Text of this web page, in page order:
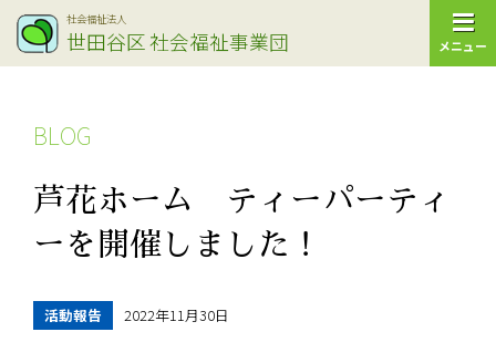
社会福祉法人
世田谷区社会福祉事業団
BLOG
芦花ホーム ティーパーティ
ーを開催しました！
活動報告 2022年11月30日
メニュー